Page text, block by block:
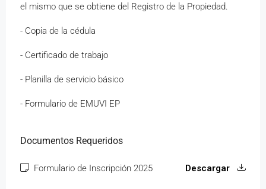
el mismo que se obtiene del Registro de la Propiedad.
- Copia de la cédula
- Certificado de trabajo
- Planilla de servicio básico
- Formulario de EMUVI EP
Documentos Requeridos
Formulario de Inscripción 2025 Descargar